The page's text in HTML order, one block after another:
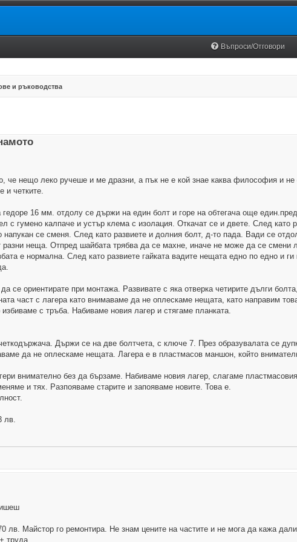
Въпроси/Отговори
и ръководства
че нещо леко ручеше и ме дразни, а пък не е кой знае каква философия и
и четките.
16 мм. отдолу се държи на един болт и горе на обтегача още
с гумено калпаче и устър клема с изолация. Откачат се и двете. След като
напукан се сменя. След като развиете и долния болт, д-то пада. Вади се
разни неща. Отпред шайбата трябва да се махне, иначе не може да се
е нормална. След като развиете гайката вадите нещата едно по едно и
се ориентирате при монтажа. Развивате с яка отверка четирите дълги
част с лагера като внимаваме да не оплескаме нещата, като направим
с тръба. Набиваме новия лагер и стягаме планката.
Държи се на две болтчета, с ключе 7. През образувалата се
да не оплескаме нещата. Лагера е в пластмасов маншон, който
внимателно без да бързаме. Набиваме новия лагер, слагаме
и тях. Разпояваме старите и запояваме новите. Това е.
лв.
лв. Майстор го ремонтира. Не знам цените на частите и не мога да кажа
труда.